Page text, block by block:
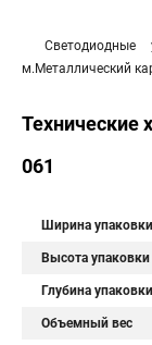
м.Металлический
Технические
061
Ширина упаковки
Высота упаковки
Глубина упаковки
Объемный вес